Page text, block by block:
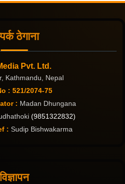
ठेगाना
Pvt. Ltd.
Kathmandu, Nepal
: 521/2074-75
: Madan Dhungana
(9851322832)
: Sudip Bishwakarma
विज्ञापन